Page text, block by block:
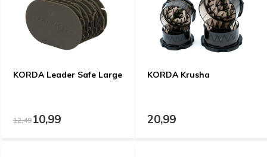
KORDA Leader Safe Large
12,4910,99
KORDA Krusha
20,99